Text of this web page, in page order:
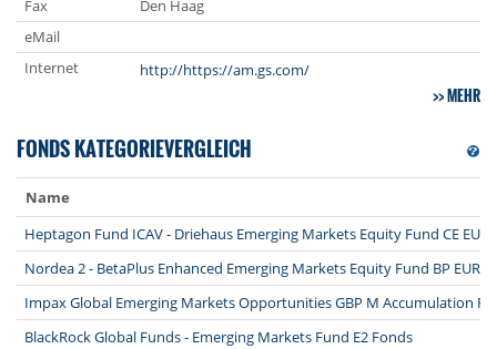
Fax
Den Haag
eMail
Internet
http://https://am.gs.com/
MEHR
FONDS KATEGORIEVERGLEICH
Name
Heptagon Fund ICAV - Driehaus Emerging Markets Equity Fund CE EUR
Nordea 2 - BetaPlus Enhanced Emerging Markets Equity Fund BP EUR
Impax Global Emerging Markets Opportunities GBP M Accumulation
BlackRock Global Funds - Emerging Markets Fund E2 Fonds